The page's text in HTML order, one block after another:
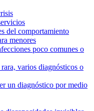
del comportamiento
menores
poco comunes o
varios diagnósticos o
un diagnóstico por medio